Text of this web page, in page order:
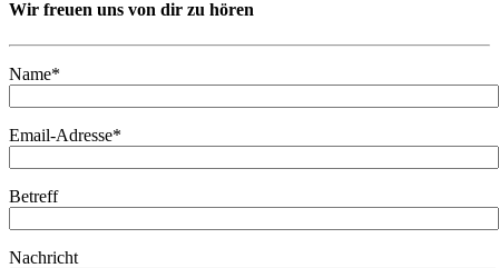
Wir freuen uns von dir zu hören
Name*
Email-Adresse*
Betreff
Nachricht